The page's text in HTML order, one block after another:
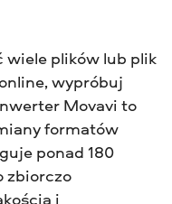
wiele plików lub plik
wypróbuj
Movavi to
formatów
ponad 180
zbiorczo
i